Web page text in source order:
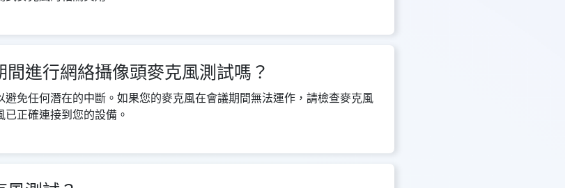
進行網絡攝像頭麥克風測試嗎？
免任何潛在的中斷。如果您的麥克風在會議期間無法運作，請檢查麥克風
正確連接到您的設備。